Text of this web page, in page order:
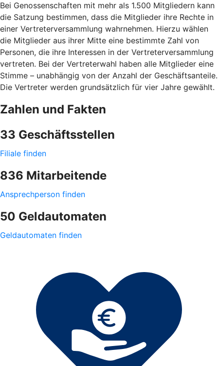
Bei Genossenschaften mit mehr als 1.500 Mitgliedern kann
die Satzung bestimmen, dass die Mitglieder ihre Rechte in
einer Vertreterversammlung wahrnehmen. Hierzu wählen
die Mitglieder aus ihrer Mitte eine bestimmte Zahl von
Personen, die ihre Interessen in der Vertreterversammlung
vertreten. Bei der Vertreterwahl haben alle Mitglieder eine
Stimme – unabhängig von der Anzahl der Geschäftsanteile.
Die Vertreter werden grundsätzlich für vier Jahre gewählt.
Zahlen und Fakten
33 Geschäftsstellen
Filiale finden
836 Mitarbeitende
Ansprechperson finden
50 Geldautomaten
Geldautomaten finden